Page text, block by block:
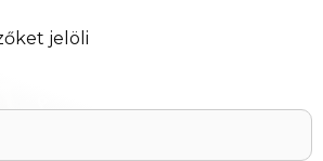
jelöli